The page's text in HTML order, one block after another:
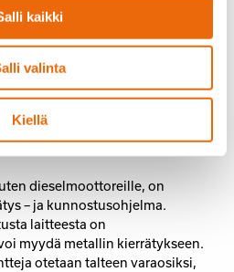
kaikki
valinta
Kiellä
suunnitelma, jolla
mahdollisimman vähän
elinkaaren loppuvaihe.
dieselmoottoreille, on
– ja kunnostusohjelma.
laitteesta on
myydä metallin kierrätykseen.
otetaan talteen varaosiksi,